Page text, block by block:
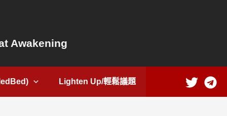
Awakening
Lighten Up/輕鬆議題